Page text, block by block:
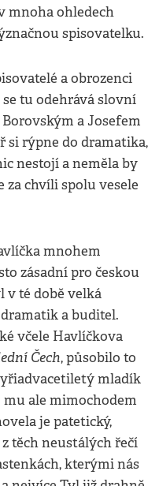
mnoha ohledech
spisovatelku.
a obrozenci
tu odehrává slovní
a Josefem
si rýpne do dramatika,
nestojí a neměla by
chvíli spolu vesele
mnohem
zásadní pro českou
v té době velká
a buditel.
včele Havlíčkova
Čech, působilo to
mladík
ale mimochodem
je patetický,
těch neustálých řečí
kterými nás